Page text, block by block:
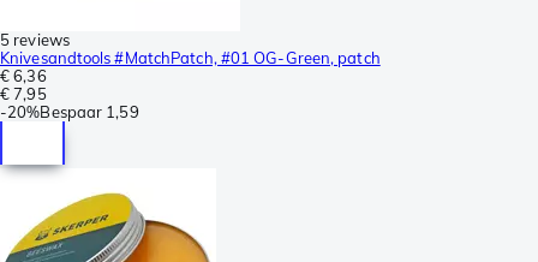
5 reviews
Knivesandtools #MatchPatch, #01 OG-Green, patch
€ 6,36
€ 7,95
-20%Bespaar 1,59